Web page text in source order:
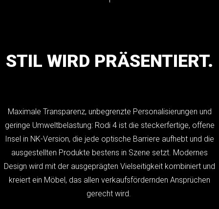
STIL WIRD PRÄSENTIERT.
Maximale Transparenz, unbegrenzte Personalisierungen und
geringe Umweltbelastung: Rodi 4 ist die steckerfertige, offene
Insel in NK-Version, die jede optische Barriere aufhebt und die
ausgestellten Produkte bestens in Szene setzt. Modernes
Design wird mit der ausgeprägten Vielseitigkeit kombiniert und
kreiert ein Möbel, das allen verkaufsfördernden Ansprüchen
gerecht wird.
Absolute Transparenz